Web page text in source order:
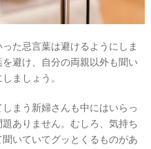
た忌言葉は避けるようにしま
避け、自分の両親以外も聞い
ましょう。
まう新婦さんも中にはいらっ
ありません。むしろ、気持ち
いていてグッとくるものがあ